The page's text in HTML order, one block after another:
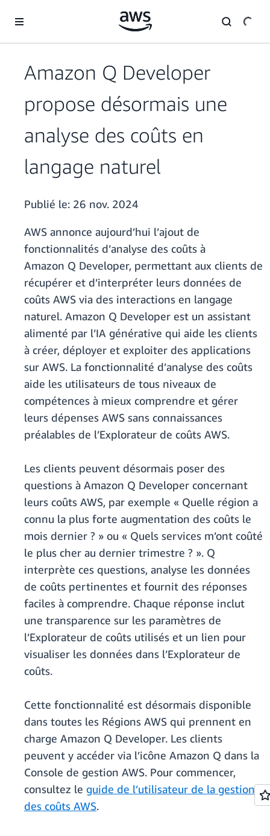
Amazon Q Developer
propose désormais une
analyse des coûts en
langage naturel
Publié le: 26 nov. 2024
AWS annonce aujourd’hui l’ajout de
fonctionnalités d’analyse des coûts à
Amazon Q Developer, permettant aux clients de
récupérer et d’interpréter leurs données de
coûts AWS via des interactions en langage
naturel. Amazon Q Developer est un assistant
alimenté par l’IA générative qui aide les clients
à créer, déployer et exploiter des applications
sur AWS. La fonctionnalité d’analyse des coûts
aide les utilisateurs de tous niveaux de
compétences à mieux comprendre et gérer
leurs dépenses AWS sans connaissances
préalables de l’Explorateur de coûts AWS.
Les clients peuvent désormais poser des
questions à Amazon Q Developer concernant
leurs coûts AWS, par exemple « Quelle région a
connu la plus forte augmentation des coûts le
mois dernier ? » ou « Quels services m’ont coûté
le plus cher au dernier trimestre ? ». Q
interprète ces questions, analyse les données
de coûts pertinentes et fournit des réponses
faciles à comprendre. Chaque réponse inclut
une transparence sur les paramètres de
l’Explorateur de coûts utilisés et un lien pour
visualiser les données dans l’Explorateur de
coûts.
Cette fonctionnalité est désormais disponible
dans toutes les Régions AWS qui prennent en
charge Amazon Q Developer. Les clients
peuvent y accéder via l’icône Amazon Q dans la
Console de gestion AWS. Pour commencer,
consultez le guide de l’utilisateur de la gestion
des coûts AWS.